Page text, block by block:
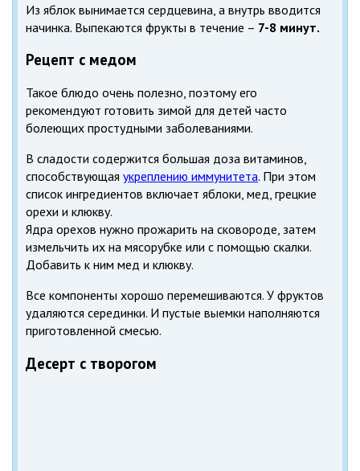
Из яблок вынимается сердцевина, а внутрь вводится
начинка. Выпекаются фрукты в течение – 7-8 минут.
Рецепт с медом
Такое блюдо очень полезно, поэтому его
рекомендуют готовить зимой для детей часто
болеющих простудными заболеваниями.
В сладости содержится большая доза витаминов,
способствующая укреплению иммунитета. При этом
список ингредиентов включает яблоки, мед, грецкие
орехи и клюкву.
Ядра орехов нужно прожарить на сковороде, затем
измельчить их на мясорубке или с помощью скалки.
Добавить к ним мед и клюкву.
Все компоненты хорошо перемешиваются. У фруктов
удаляются серединки. И пустые выемки наполняются
приготовленной смесью.
Десерт с творогом